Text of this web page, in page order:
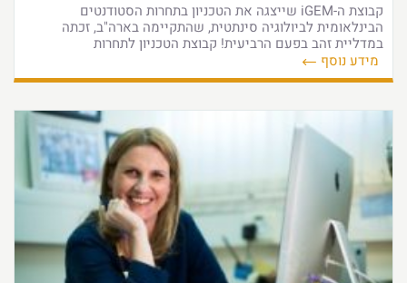
קבוצת ה-iGEM שייצגה את הטכניון בתחרות הסטודנטים
הבינלאומית לביולוגיה סינתטית, שהתקיימה בארה"ב, זכתה
במדליית זהב בפעם הרביעית! קבוצת הטכניון לתחרות
מידע נוסף